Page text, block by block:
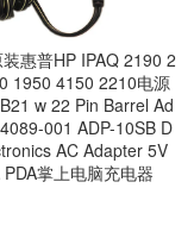
惠普HP IPAQ 2190 2
1950 4150 2210电源
w 22 Pin Barrel Ad
001 ADP-10SB D
AC Adapter 5V
掌上电脑充电器